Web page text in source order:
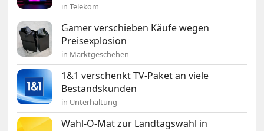
in Telekom
Gamer verschieben Käufe wegen
Preisexplosion
in Marktgeschehen
1&1 verschenkt TV-Paket an viele
Bestandskunden
in Unterhaltung
Wahl-O-Mat zur Landtagswahl in